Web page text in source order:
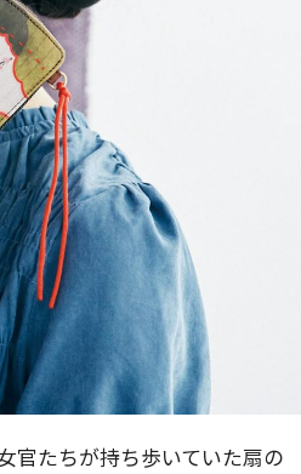
官たちが持ち歩いていた扇の